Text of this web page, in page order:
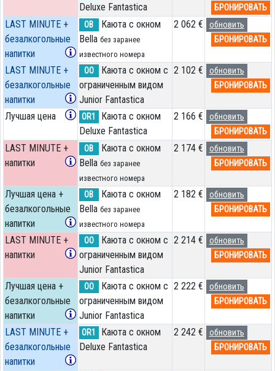
Deluxe Fantastica
БРОНИРОВАТЬ
LAST MINUTE +
безалкогольные
напитки
OB
Каюта с окном
Bella без заранее
известного номера
2 062 €
обновить
БРОНИРОВАТЬ
LAST MINUTE +
безалкогольные
напитки
OO
Каюта с окном с
ограниченным видом
Junior Fantastica
2 102 €
обновить
БРОНИРОВАТЬ
Лучшая цена OR1
Каюта с окном
Deluxe Fantastica
2 166 €
обновить
БРОНИРОВАТЬ
LAST MINUTE +
напитки
OB
Каюта с окном
Bella без заранее
известного номера
2 174 €
обновить
БРОНИРОВАТЬ
Лучшая цена +
безалкогольные
напитки
OB
Каюта с окном
Bella без заранее
известного номера
2 182 €
обновить
БРОНИРОВАТЬ
LAST MINUTE +
напитки
OO
Каюта с окном с
ограниченным видом
Junior Fantastica
2 214 €
обновить
БРОНИРОВАТЬ
Лучшая цена +
безалкогольные
напитки
OO
Каюта с окном с
ограниченным видом
Junior Fantastica
2 222 €
обновить
БРОНИРОВАТЬ
LAST MINUTE +
безалкогольные
напитки
OR1
Каюта с окном
Deluxe Fantastica
2 242 €
обновить
БРОНИРОВАТЬ